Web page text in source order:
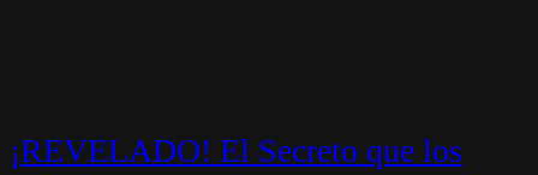
¡REVELADO! El Secreto que los